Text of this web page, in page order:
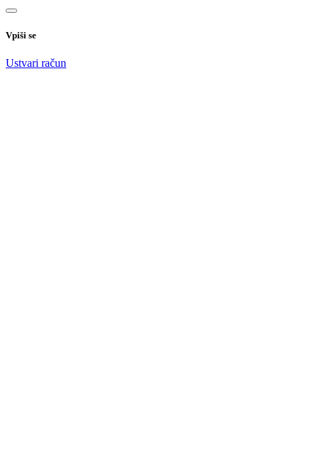
Vpiši se
Ustvari račun